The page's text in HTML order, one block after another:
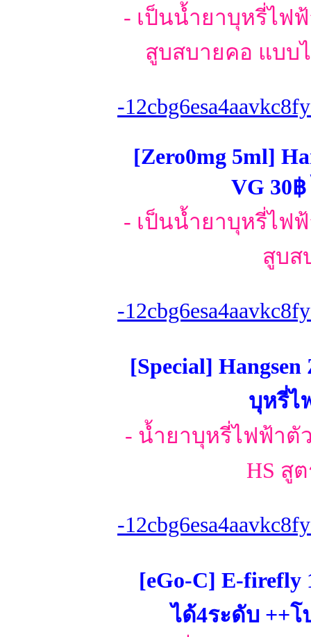
- เป็นน้ำยาบุหรี่ไฟ
สูบสบายคอ แบบ
-
[Zero0mg 5ml]
VG 30
- เป็นน้ำยาบุหรี่ไฟ
สูบส
-
[Special]
บุหรี่ไ
- น้ำยาบุหรี่ไฟฟ้าตั
HS สู
-
[eGo-C] E-
ได้4ระดับ ++